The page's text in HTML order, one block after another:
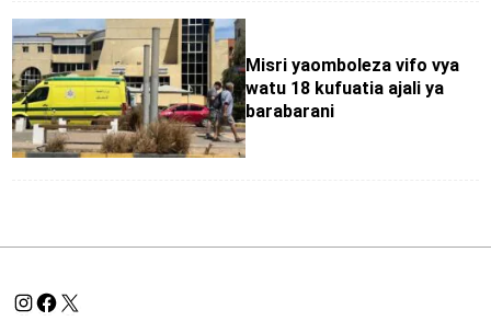
Misri yaomboleza vifo vya
watu 18 kufuatia ajali ya
barabarani